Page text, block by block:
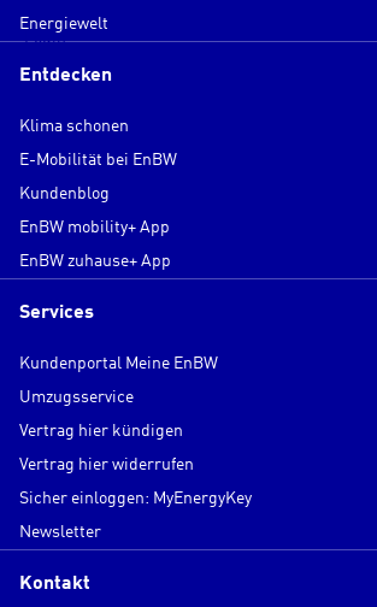
Login
Energiewelt
Entdecken
Klima schonen
E-Mobilität bei EnBW
Kundenblog
EnBW mobility+ App
EnBW zuhause+ App
Services
Kundenportal Meine EnBW
Umzugsservice
Vertrag hier kündigen
Vertrag hier widerrufen
Sicher einloggen: MyEnergyKey
Newsletter
Kontakt